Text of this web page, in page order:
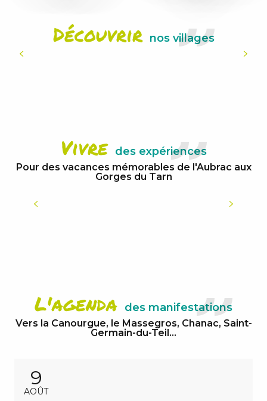
Découvrir nos villages
Vivre des expériences
Pour des vacances mémorables de l'Aubrac aux
Gorges du Tarn
LE FESTIVAL DÉTOURS DU MONDE EN SOLO
L'agenda des manifestations
Vers la Canourgue, le Massegros, Chanac, Saint-
Germain-du-Teil...
9
AOÛT